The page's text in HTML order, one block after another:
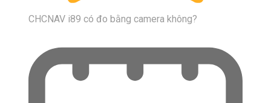
CHCNAV i89 có đo bằng camera không?